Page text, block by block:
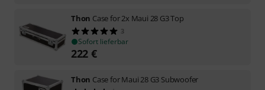
Thon Case for 2x Maui 28 G3 Top
3
Sofort lieferbar
222 €
Thon Case for Maui 28 G3 Subwoofer